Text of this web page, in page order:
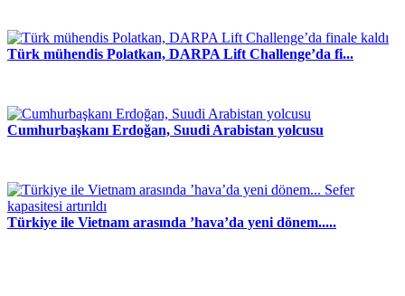
Türk mühendis Polatkan, DARPA Lift Challenge’da fi...
Cumhurbaşkanı Erdoğan, Suudi Arabistan yolcusu
Türkiye ile Vietnam arasında ’hava’da yeni dönem.....